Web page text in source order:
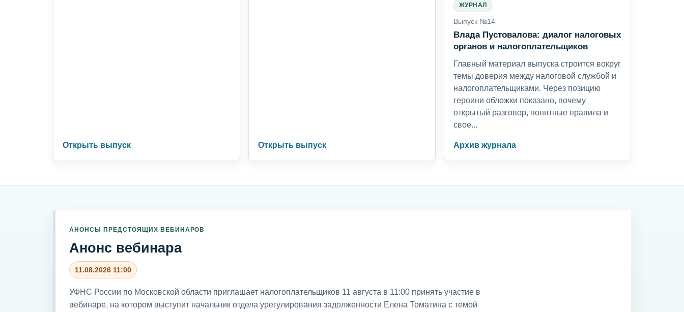
Открыть выпуск Открыть выпуск
ЖУРНАЛ
Выпуск №14
Влада Пустовалова: диалог налоговых
органов и налогоплательщиков
Главный материал выпуска строится вокруг
темы доверия между налоговой службой и
налогоплательщиками. Через позицию
героини обложки показано, почему
открытый разговор, понятные правила и
свое...
Архив журнала
АНОНСЫ ПРЕДСТОЯЩИХ ВЕБИНАРОВ
Анонс вебинара
11.08.2026 11:00
УФНС России по Московской области приглашает налогоплательщиков 11 августа в 11:00 принять участие в
вебинаре, на котором выступит начальник отдела урегулирования задолженности Елена Томатина с темой